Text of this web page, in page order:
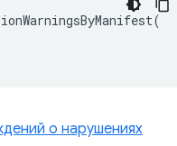
(
о нарушениях